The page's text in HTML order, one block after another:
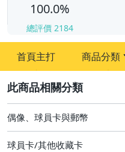
100.0%
總評價 2184
首頁主打 商品分類
玩具、模型與公仔
偶像、球員卡與郵幣
偶像、球員卡與郵幣
球員卡/其他收藏卡